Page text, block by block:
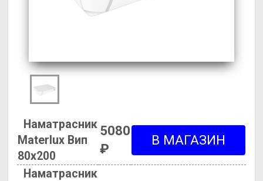
Наматрасник
Materlux Вип
80х200
5080
₽
Наматрасник